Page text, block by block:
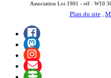
Association Loi 1901 - réf : W10
Plan du site,